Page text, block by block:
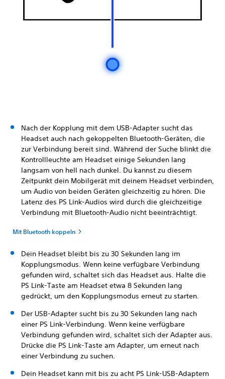
Nach der Kopplung mit dem USB-Adapter sucht das
Headset auch nach gekoppelten Bluetooth-Geräten, die
zur Verbindung bereit sind. Während der Suche blinkt die
Kontrollleuchte am Headset einige Sekunden lang
langsam von hell nach dunkel. Du kannst zu diesem
Zeitpunkt dein Mobilgerät mit deinem Headset verbinden,
um Audio von beiden Geräten gleichzeitig zu hören. Die
Latenz des PS Link-Audios wird durch die gleichzeitige
Verbindung mit Bluetooth-Audio nicht beeinträchtigt.
Mit Bluetooth koppeln
Dein Headset bleibt bis zu 30 Sekunden lang im
Kopplungsmodus. Wenn keine verfügbare Verbindung
gefunden wird, schaltet sich das Headset aus. Halte die
PS Link-Taste am Headset etwa 8 Sekunden lang
gedrückt, um den Kopplungsmodus erneut zu starten.
Der USB-Adapter sucht bis zu 30 Sekunden lang nach
einer PS Link-Verbindung. Wenn keine verfügbare
Verbindung gefunden wird, schaltet sich der Adapter aus.
Drücke die PS Link-Taste am Adapter, um erneut nach
einer Verbindung zu suchen.
Dein Headset kann mit bis zu acht PS Link-USB-Adaptern